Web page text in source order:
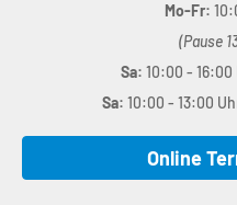
Mo-Fr:
(Pause
Sa: 10:00 - 16:00
Sa: 10:00 - 13:00
Online